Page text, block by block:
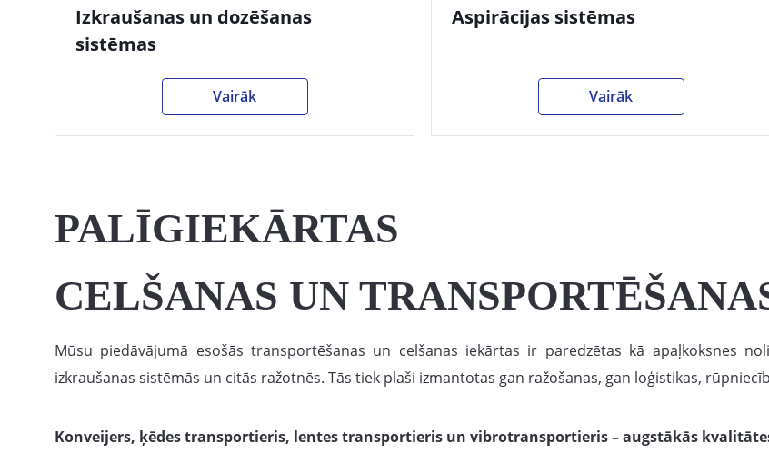
Izkraušanas un dozēšanas
sistēmas
Vairāk
Aspirācijas sistēmas
Vairāk
PALĪGIEKĀRTAS
CELŠANAS UN
Mūsu piedāvājumā esošās transportēšanas un celšanas iekārtas ir paredzētas kā apaļkoksnes
izkraušanas sistēmās un citās ražotnēs. Tās tiek plaši izmantotas gan ražošanas, gan loģistikas,
Konveijers, ķēdes transportieris, lentes transportieris un vibrotransportieris – augstākās